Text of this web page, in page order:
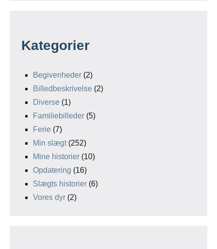
Kategorier
Begivenheder (2)
Billedbeskrivelse (2)
Diverse (1)
Familiebilleder (5)
Ferie (7)
Min slægt(252)
Mine historier (10)
Opdatering (16)
Slægts historier (6)
Vores dyr (2)